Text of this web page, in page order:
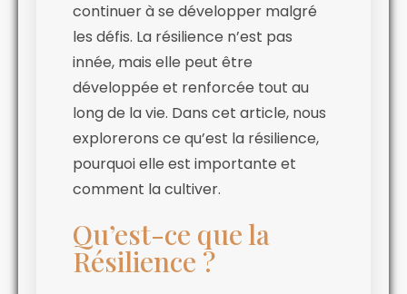
continuer à se développer malgré
les défis. La résilience n’est pas
innée, mais elle peut être
développée et renforcée tout au
long de la vie. Dans cet article, nous
explorerons ce qu’est la résilience,
pourquoi elle est importante et
comment la cultiver.
Qu’est-ce que la
Résilience ?